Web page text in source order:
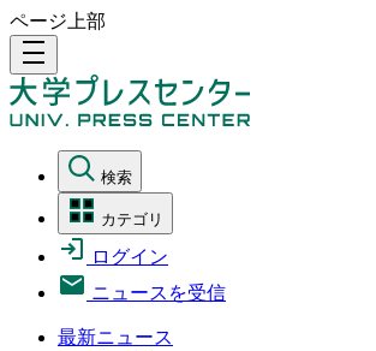
ページ上部
density_medium
検索
カテゴリ
ログイン
ニュースを受信
最新ニュース